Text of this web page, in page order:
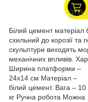
Білий цемент матеріал
схильний до корозії та
скульптури виходять
механічних впливів.
Ширина платформи –
24х14 см Матеріал –
білий цемент. Вага – 10
кг Ручна робота Можна